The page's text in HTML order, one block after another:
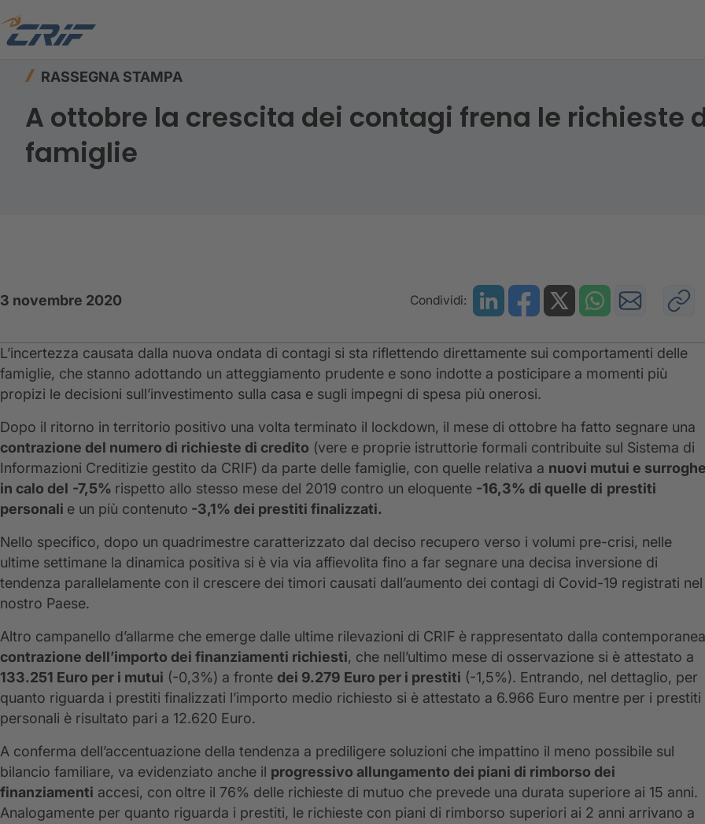
Home
RASSEGNA STAMPA
A ottobre la crescita dei contagi frena le richieste
famiglie
3 novembre 2020 Condividi:
L’incertezza causata dalla nuova ondata di contagi si sta riflettendo direttamente sui comportamenti delle
famiglie, che stanno adottando un atteggiamento prudente e sono indotte a posticipare a momenti più
propizi le decisioni sull’investimento sulla casa e sugli impegni di spesa più onerosi.
Dopo il ritorno in territorio positivo una volta terminato il lockdown, il mese di ottobre ha fatto segnare una
contrazione del numero di richieste di credito (vere e proprie istruttorie formali contribuite sul Sistema di
Informazioni Creditizie gestito da CRIF) da parte delle famiglie, con quelle relativa a nuovi mutui e
in calo del -7,5% rispetto allo stesso mese del 2019 contro un eloquente -16,3% di quelle di prestiti
personali e un più contenuto -3,1% dei prestiti finalizzati.
Nello specifico, dopo un quadrimestre caratterizzato dal deciso recupero verso i volumi pre-crisi, nelle
ultime settimane la dinamica positiva si è via via affievolita fino a far segnare una decisa inversione di
tendenza parallelamente con il crescere dei timori causati dall’aumento dei contagi di Covid-19 registrati nel
nostro Paese.
Altro campanello d’allarme che emerge dalle ultime rilevazioni di CRIF è rappresentato dalla contemporanea
contrazione dell’importo dei finanziamenti richiesti, che nell’ultimo mese di osservazione si è attestato a
133.251 Euro per i mutui (-0,3%) a fronte dei 9.279 Euro per i prestiti (-1,5%). Entrando, nel dettaglio, per
quanto riguarda i prestiti finalizzati l’importo medio richiesto si è attestato a 6.966 Euro mentre per i prestiti
personali è risultato pari a 12.620 Euro.
A conferma dell’accentuazione della tendenza a prediligere soluzioni che impattino il meno possibile sul
bilancio familiare, va evidenziato anche il progressivo allungamento dei piani di rimborso dei
finanziamenti accesi, con oltre il 76% delle richieste di mutuo che prevede una durata superiore ai 15 anni.
Analogamente per quanto riguarda i prestiti, le richieste con piani di rimborso superiori ai 2 anni arrivano a